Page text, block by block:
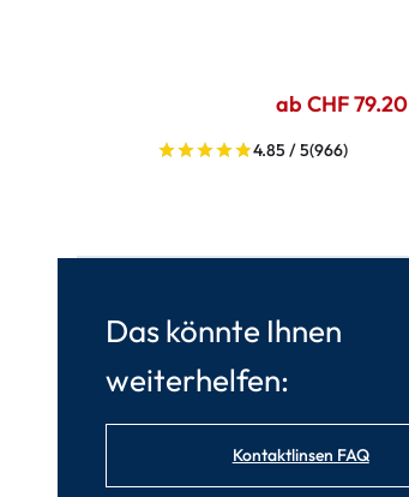
ab CHF 79.20
4.85 / 5(966)
Das könnte Ihnen
weiterhelfen:
Kontaktlinsen FAQ